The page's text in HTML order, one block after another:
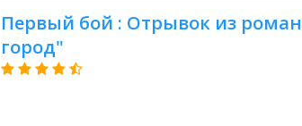
Первый бой : Отрывок из
город"